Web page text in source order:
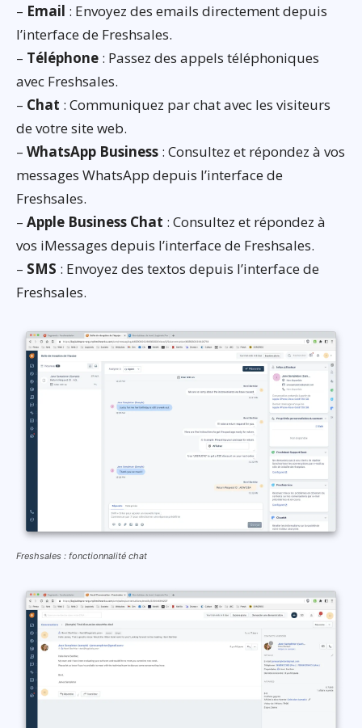
– Email : Envoyez des emails directement depuis
l’interface de Freshsales.
– Téléphone : Passez des appels téléphoniques
avec Freshsales.
– Chat : Communiquez par chat avec les visiteurs
de votre site web.
– WhatsApp Business : Consultez et répondez à vos
messages WhatsApp depuis l’interface de
Freshsales.
– Apple Business Chat : Consultez et répondez à
vos iMessages depuis l’interface de Freshsales.
– SMS : Envoyez des textos depuis l’interface de
Freshsales.
Freshsales : fonctionnalité chat